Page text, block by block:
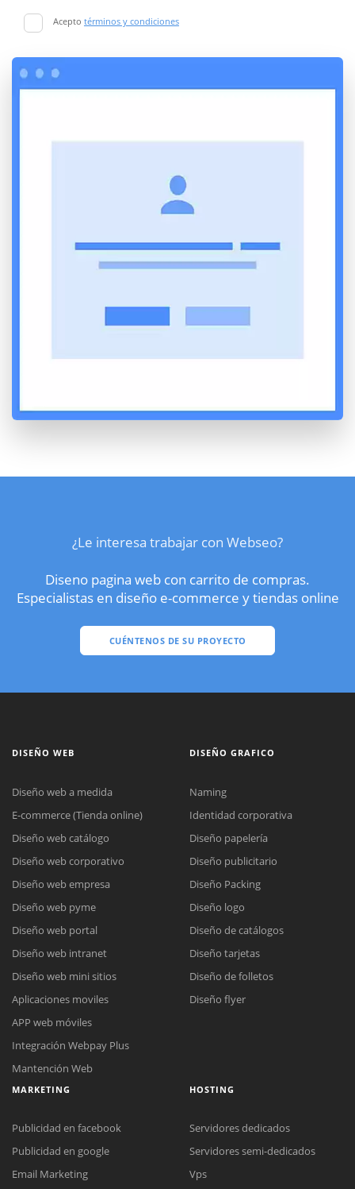
Acepto términos y condiciones
¿Le interesa trabajar con Webseo?
Diseno pagina web con carrito de compras.
Especialistas en diseño e-commerce y tiendas online
CUÉNTENOS DE SU PROYECTO
DISEÑO WEB
Diseño web a medida
E-commerce (Tienda online)
Diseño web catálogo
Diseño web corporativo
Diseño web empresa
Diseño web pyme
Diseño web portal
Diseño web intranet
Diseño web mini sitios
Aplicaciones moviles
APP web móviles
Integración Webpay Plus
Mantención Web
DISEÑO GRAFICO
Naming
Identidad corporativa
Diseño papelería
Diseño publicitario
Diseño Packing
Diseño logo
Diseño de catálogos
Diseño tarjetas
Diseño de folletos
Diseño flyer
MARKETING
Publicidad en facebook
Publicidad en google
Email Marketing
HOSTING
Servidores dedicados
Servidores semi-dedicados
Vps